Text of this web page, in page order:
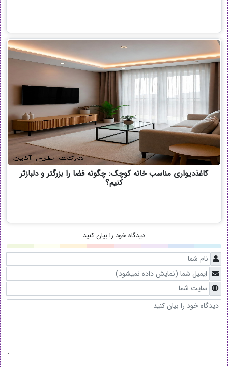
کاغذدیواری مناسب خانه کوچک: چگونه فضا را بزرگتر و دلبازتر
کنیم؟
دیدگاه خود را بیان کنید